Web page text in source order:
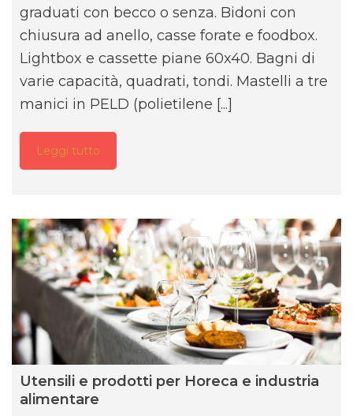
graduati con becco o senza. Bidoni con
chiusura ad anello, casse forate e foodbox.
Lightbox e cassette piane 60x40. Bagni di
varie capacità, quadrati, tondi. Mastelli a tre
manici in PELD (polietilene [...]
Leggi tutto
Utensili e prodotti per Horeca e industria
alimentare